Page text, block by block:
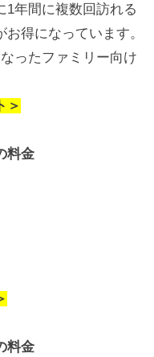
1年間に複数回訪れる
得になっています。
ったファミリー向け
＞
料金
料金